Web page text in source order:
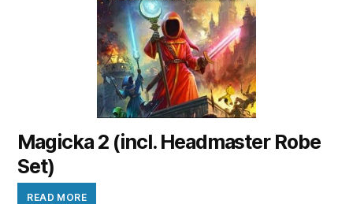
Magicka 2 (incl. Headmaster Robe
Set)
READ MORE